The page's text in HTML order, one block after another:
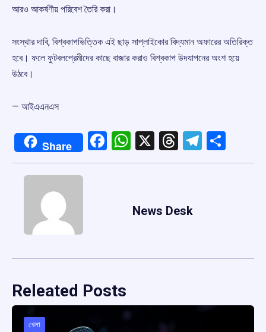
আরও আকর্ষণীয় পরিবেশ তৈরি করা।
সংস্থার দাবি, বিশ্বকাপভিত্তিক এই ছাড় সাপ্লাইকোর বিদ্যমান অফারের অতিরিক্ত
হবে। ফলে ফুটবলপ্রেমীদের কাছে বাজার করাও বিশ্বকাপ উদযাপনের অংশ হয়ে
উঠবে।
— আইএএনএস
Share Facebook
WhatsApp
X Threads
News Desk
Releated Posts
খেলা